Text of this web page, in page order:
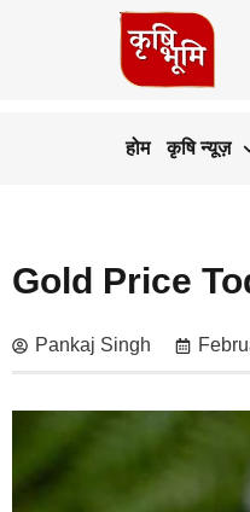
होम कृषि न्यूज़
Gold Price
Pankaj Singh